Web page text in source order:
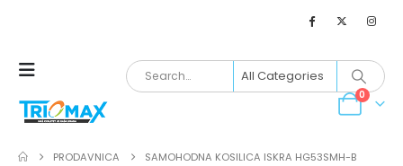
0
PRODAVNICA SAMOHODNA KOSILICA ISKRA HG53SMH-B